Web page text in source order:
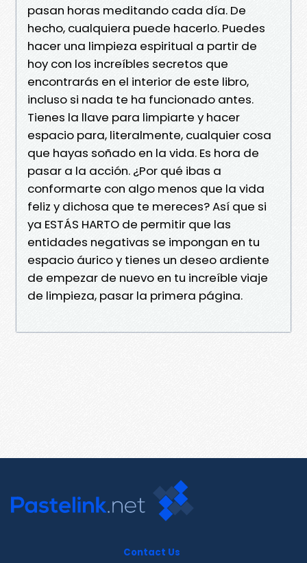
pasan horas meditando cada día. De
hecho, cualquiera puede hacerlo. Puedes
hacer una limpieza espiritual a partir de
hoy con los increíbles secretos que
encontrarás en el interior de este libro,
incluso si nada te ha funcionado antes.
Tienes la llave para limpiarte y hacer
espacio para, literalmente, cualquier cosa
que hayas soñado en la vida. Es hora de
pasar a la acción. ¿Por qué ibas a
conformarte con algo menos que la vida
feliz y dichosa que te mereces? Así que si
ya ESTÁS HARTO de permitir que las
entidades negativas se impongan en tu
espacio áurico y tienes un deseo ardiente
de empezar de nuevo en tu increíble viaje
de limpieza, pasar la primera página.
Contact Us